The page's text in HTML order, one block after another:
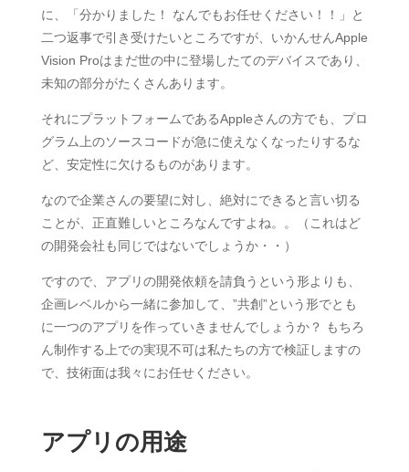
に、「分かりました！ なんでもお任せください！！」と
二つ返事で引き受けたいところですが、いかんせんApple
Vision Proはまだ世の中に登場したてのデバイスであり、
未知の部分がたくさんあります。
それにプラットフォームであるAppleさんの方でも、プロ
グラム上のソースコードが急に使えなくなったりするな
ど、安定性に欠けるものがあります。
なので企業さんの要望に対し、絶対にできると言い切る
ことが、正直難しいところなんですよね。。（これはど
の開発会社も同じではないでしょうか・・）
ですので、アプリの開発依頼を請負うという形よりも、
企画レベルから一緒に参加して、”共創”という形でとも
に一つのアプリを作っていきませんでしょうか？ もちろ
ん制作する上での実現不可は私たちの方で検証しますの
で、技術面は我々にお任せください。
アプリの用途